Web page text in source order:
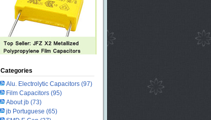
Categories
Alu. Electrolytic Capacitors(97)
Film Capacitors(95)
About jb(73)
jb Portuguese (65)